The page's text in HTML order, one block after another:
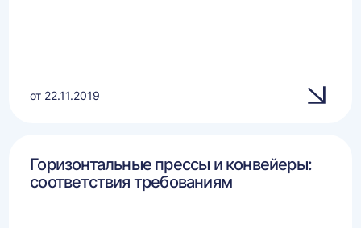
от 22.11.2019
Горизонтальные прессы и конвейеры:
соответствия требованиям